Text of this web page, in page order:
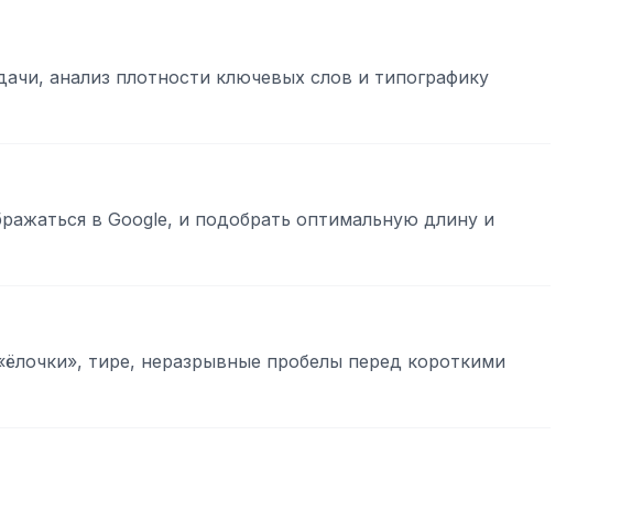
анализ плотности ключевых слов и типографику
в Google, и подобрать оптимальную длину и
тире, неразрывные пробелы перед короткими